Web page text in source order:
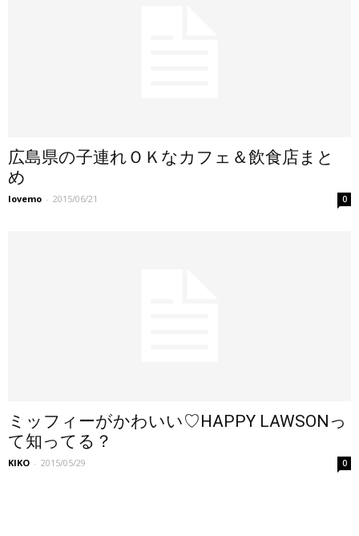
広島県の子連れＯＫなカフェ＆飲食店まと
め
lovemo - 2015/06/21 0
ミッフィーがかわいい♡HAPPY LAWSONっ
て知ってる？
KIKO - 2015/05/29 0